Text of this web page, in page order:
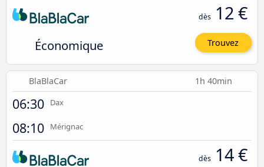
Économique
dès 12 €
Trouvez
BlaBlaCar 1h 40min
06:30 Dax
08:10 Mérignac
dès 14 €